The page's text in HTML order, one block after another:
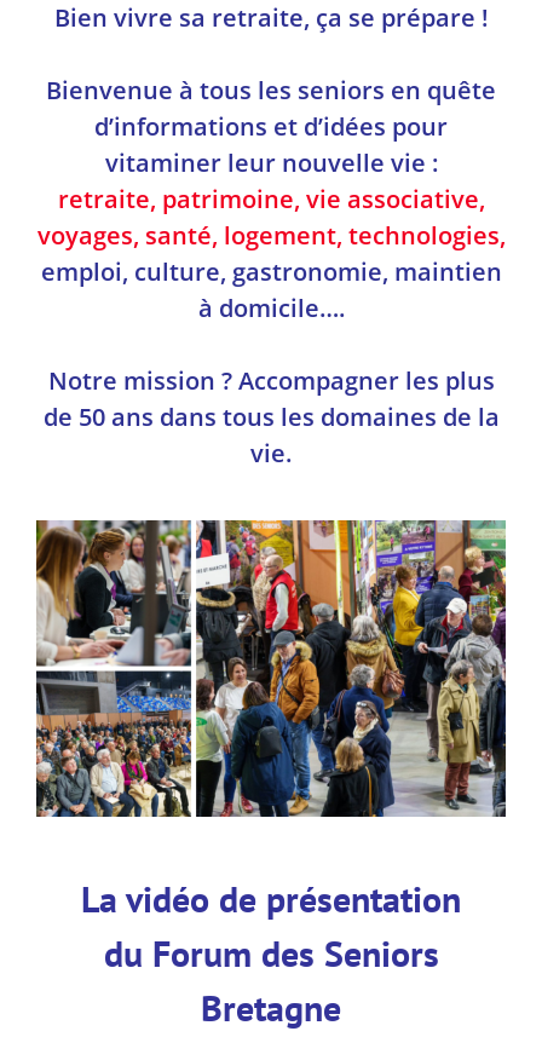
Bien vivre sa retraite, ça se prépare !
Bienvenue à tous les seniors en quête
d’informations et d’idées pour
vitaminer leur nouvelle vie :
retraite, patrimoine, vie associative,
voyages, santé, logement, technologies,
emploi, culture, gastronomie, maintien
à domicile….
Notre mission ? Accompagner les plus
de 50 ans dans tous les domaines de la
vie.
La vidéo de présentation
du Forum des Seniors
Bretagne